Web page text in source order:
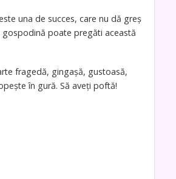
una de succes, care nu dă greș
gospodină poate pregăti această
fragedă, gingașă, gustoasă,
în gură. Să aveți poftă!